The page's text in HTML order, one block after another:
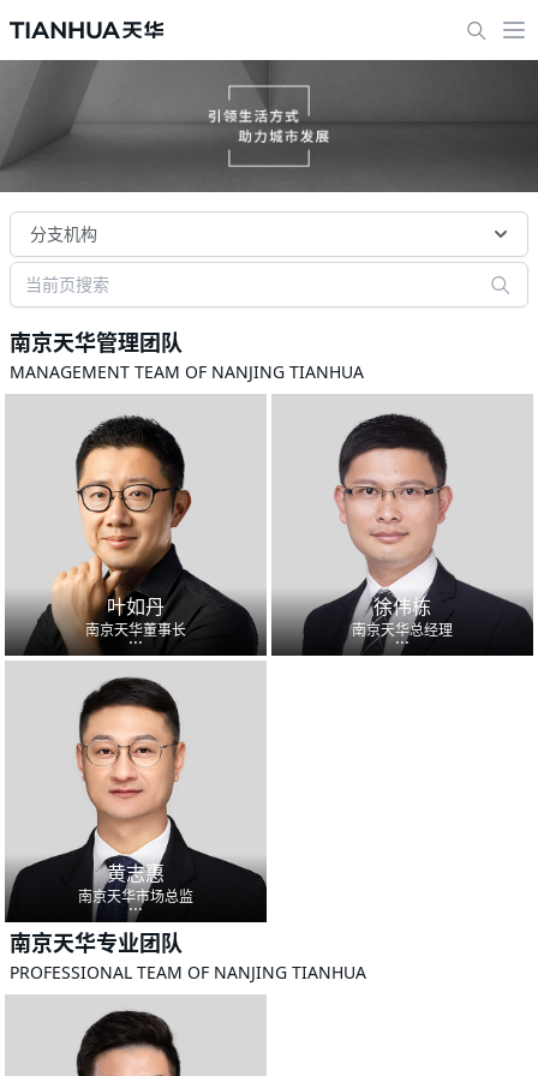
分支机构
南京天华管理团队
MANAGEMENT TEAM OF NANJING TIANHUA
叶如丹
南京天华董事长
...
徐伟栋
南京天华总经理
...
黄志惠
南京天华市场总监
...
南京天华专业团队
PROFESSIONAL TEAM OF NANJING TIANHUA